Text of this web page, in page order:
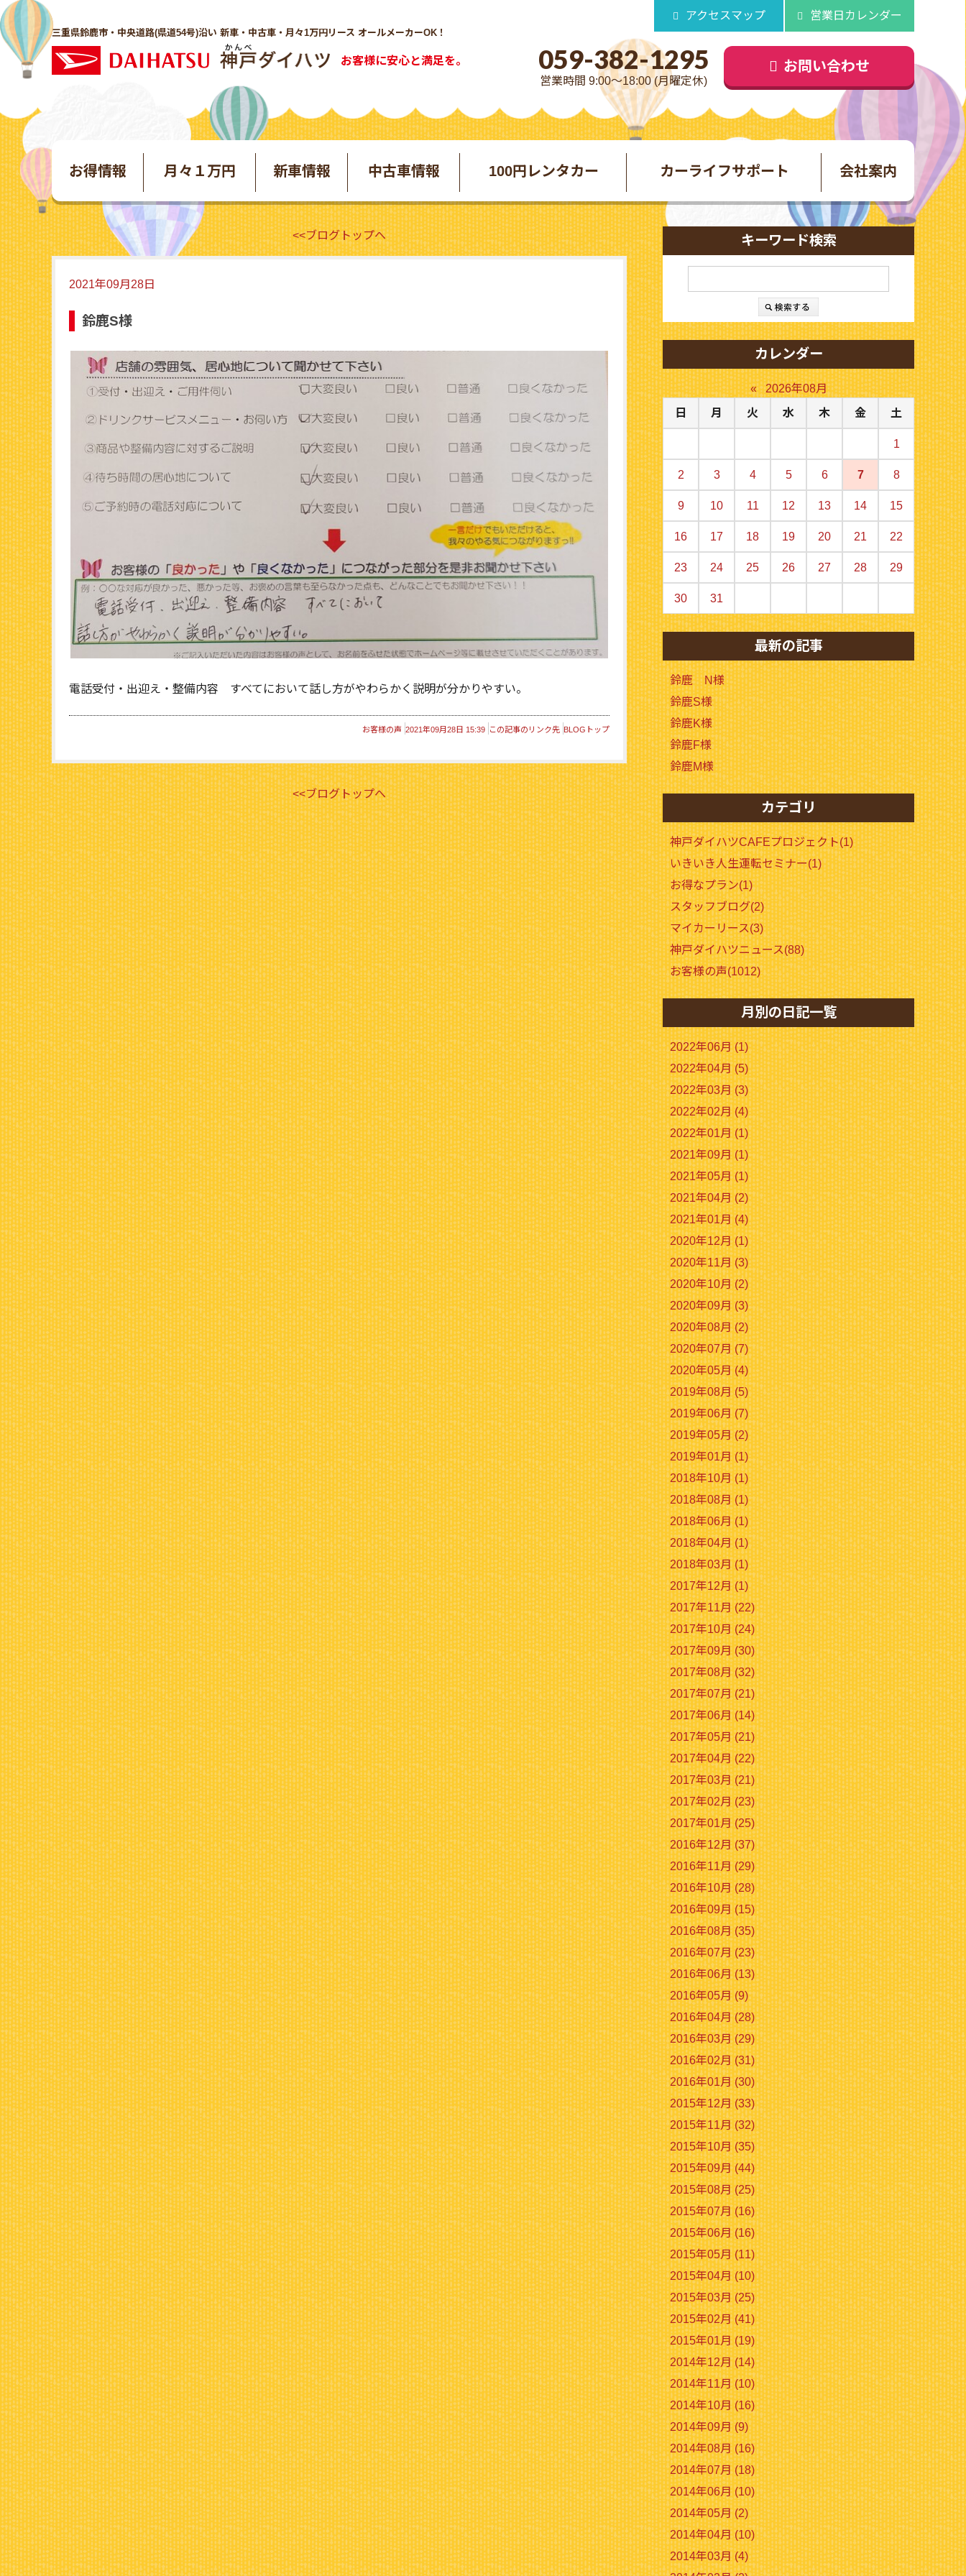
三重県鈴鹿市・中央道路(県道54号)沿い 新車・中古車・月々1万円リース オールメーカーOK！
お客様に安心と満足を。
アクセスマップ 営業日カレンダー
059-382-1295
営業時間 9:00～18:00 (月曜定休)
お問い合わせ
お得情報 月々１万円 新車情報 中古車情報 100円レンタカー カーライフサポート 会社案内
<<ブログトップへ
2021年09月28日
鈴鹿S様
電話受付・出迎え・整備内容 すべてにおいて話し方がやわらかく説明が分かりやすい。
お客様の声 2021年09月28日 15:39 この記事のリンク先 BLOGトップ
<<ブログトップへ
キーワード検索
カレンダー
«
2026年08月
日
月 火 水 木 金 土
1
2 3 4 5 6 7 8
9 10 11 12 13 14 15
16 17 18 19 20 21 22
23 24 25 26 27 28 29
30 31
最新の記事
鈴鹿 N様
鈴鹿S様
鈴鹿K様
鈴鹿F様
鈴鹿M様
カテゴリ
神戸ダイハツCAFEプロジェクト(1)
いきいき人生運転セミナー(1)
お得なプラン(1)
スタッフブログ(2)
マイカーリース(3)
神戸ダイハツニュース(88)
お客様の声(1012)
月別の日記一覧
2022年06月 (1)
2022年04月 (5)
2022年03月 (3)
2022年02月 (4)
2022年01月 (1)
2021年09月 (1)
2021年05月 (1)
2021年04月 (2)
2021年01月 (4)
2020年12月 (1)
2020年11月 (3)
2020年10月 (2)
2020年09月 (3)
2020年08月 (2)
2020年07月 (7)
2020年05月 (4)
2019年08月 (5)
2019年06月 (7)
2019年05月 (2)
2019年01月 (1)
2018年10月 (1)
2018年08月 (1)
2018年06月 (1)
2018年04月 (1)
2018年03月 (1)
2017年12月 (1)
2017年11月 (22)
2017年10月 (24)
2017年09月 (30)
2017年08月 (32)
2017年07月 (21)
2017年06月 (14)
2017年05月 (21)
2017年04月 (22)
2017年03月 (21)
2017年02月 (23)
2017年01月 (25)
2016年12月 (37)
2016年11月 (29)
2016年10月 (28)
2016年09月 (15)
2016年08月 (35)
2016年07月 (23)
2016年06月 (13)
2016年05月 (9)
2016年04月 (28)
2016年03月 (29)
2016年02月 (31)
2016年01月 (30)
2015年12月 (33)
2015年11月 (32)
2015年10月 (35)
2015年09月 (44)
2015年08月 (25)
2015年07月 (16)
2015年06月 (16)
2015年05月 (11)
2015年04月 (10)
2015年03月 (25)
2015年02月 (41)
2015年01月 (19)
2014年12月 (14)
2014年11月 (10)
2014年10月 (16)
2014年09月 (9)
2014年08月 (16)
2014年07月 (18)
2014年06月 (10)
2014年05月 (2)
2014年04月 (10)
2014年03月 (4)